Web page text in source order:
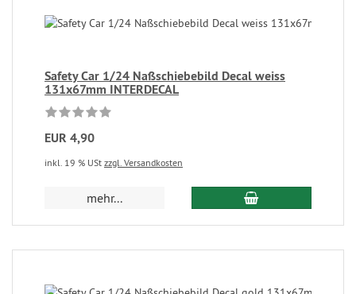
Safety Car 1/24 Naßschiebebild Decal weiss
131x67mm INTERDECAL
EUR 4,90
inkl. 19 % USt zzgl. Versandkosten
mehr...